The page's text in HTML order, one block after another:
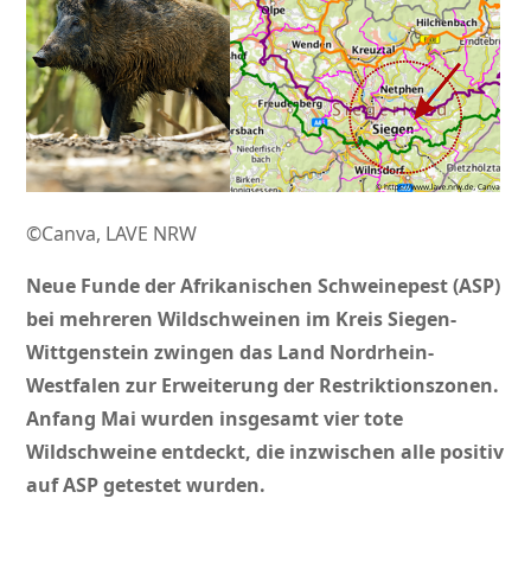
©Canva, LAVE NRW
Neue Funde der Afrikanischen Schweinepest (ASP)
bei mehreren Wildschweinen im Kreis Siegen-
Wittgenstein zwingen das Land Nordrhein-
Westfalen zur Erweiterung der Restriktionszonen.
Anfang Mai wurden insgesamt vier tote
Wildschweine entdeckt, die inzwischen alle positiv
auf ASP getestet wurden.